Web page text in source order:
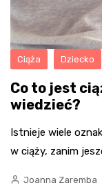
Ciąża Dziecko
Co to jest
wiedzieć?
Istnieje wiele
w ciąży, zanim
Joanna Zaremba